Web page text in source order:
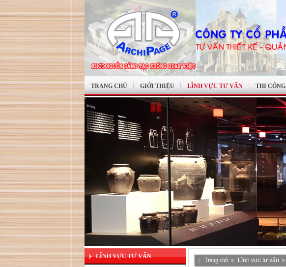
TRANG CHỦ GIỚI THIỆU LĨNH VỰC TƯ VẤN THI CÔNG
LĨNH VỰC TƯ VẤN
Trang chủ Lĩnh vực tư vấn